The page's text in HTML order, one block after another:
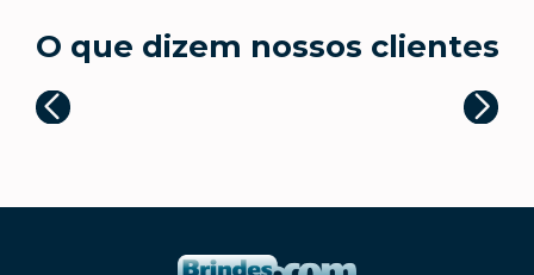
O que dizem nossos clientes